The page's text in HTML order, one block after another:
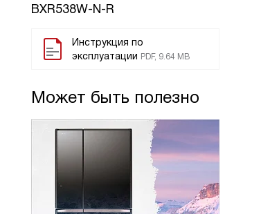
BXR538W-N-R
Инструкция по
эксплуатации PDF, 9.64 MB
Может быть полезно